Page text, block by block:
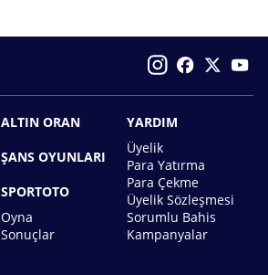
ALTIN ORAN
ŞANS OYUNLARI
SPORTOTO
Oyna
Sonuçlar
YARDIM
Üyelik
Para Yatırma
Para Çekme
Üyelik Sözleşmesi
Sorumlu Bahis
Kampanyalar